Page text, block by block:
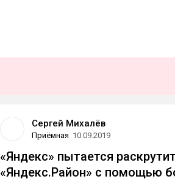
Сергей Михалёв
Приёмная 10.09.2019
«Яндекс» пытается
«Яндекс.Район» с помощью